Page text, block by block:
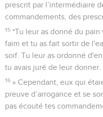
prescrit par l’intermédiaire
commandements, des
15 *Tu leur as donné du
faim et tu as fait sortir de
soif. Tu leur as ordonné
tu avais juré de leur donner.
16 » Cependant, eux qui
preuve d’arrogance et se
pas écouté tes